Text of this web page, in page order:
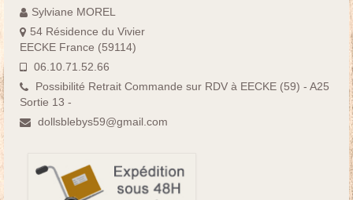
Sylviane MOREL
54 Résidence du Vivier
EECKE France (59114)
06.10.71.52.66
Possibilité Retrait Commande sur RDV à EECKE (59) - A25
Sortie 13 -
dollsblebys59@gmail.com